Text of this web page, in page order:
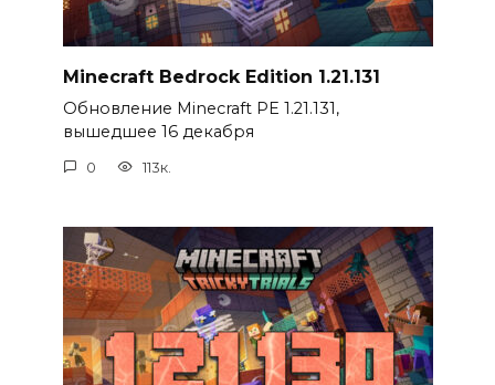
Minecraft Bedrock Edition 1.21.131
Обновление Minecraft PE 1.21.131,
вышедшее 16 декабря
0 113к.